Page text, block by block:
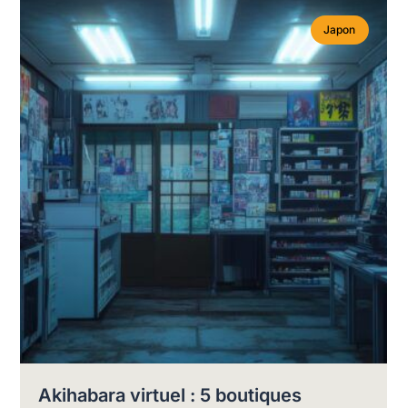
Japon
Akihabara virtuel : 5 boutiques